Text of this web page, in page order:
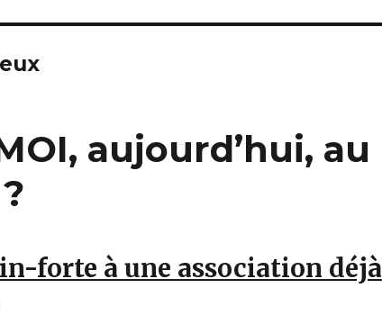
aujourd’hui, au
forte à une association déjà